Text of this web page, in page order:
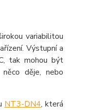
variabilitou
Výstupní a
tak mohou být
děje, nebo
NT3-DN4, která